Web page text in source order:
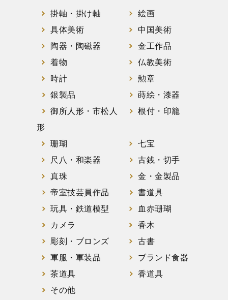
掛軸・掛け軸
絵画
具体美術
中国美術
陶器・陶磁器
金工作品
着物
仏教美術
時計
勲章
銀製品
蒔絵・漆器
御所人形・市松人
形
根付・印籠
珊瑚
七宝
尺八・和楽器
古銭・切手
真珠
金・金製品
帝室技芸員作品
書道具
玩具・鉄道模型
血赤珊瑚
カメラ
香木
彫刻・ブロンズ
古書
軍服・軍装品
ブランド食器
茶道具
香道具
その他